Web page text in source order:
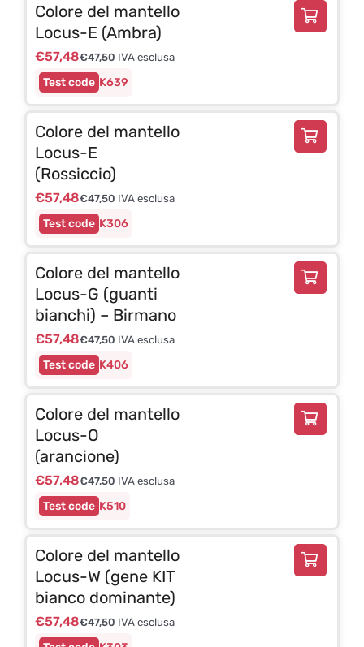
K639
Colore del mantello
Locus-E (Ambra)
€57,48€47,50 IVA esclusa
K306
Colore del mantello
Locus-E
(Rossiccio)
€57,48€47,50 IVA esclusa
K406
Colore del mantello
Locus-G (guanti
bianchi) – Birmano
€57,48€47,50 IVA esclusa
K510
Colore del mantello
Locus-O
(arancione)
€57,48€47,50 IVA esclusa
Colore del mantello
Locus-W (gene KIT
bianco dominante)
€57,48€47,50 IVA esclusa